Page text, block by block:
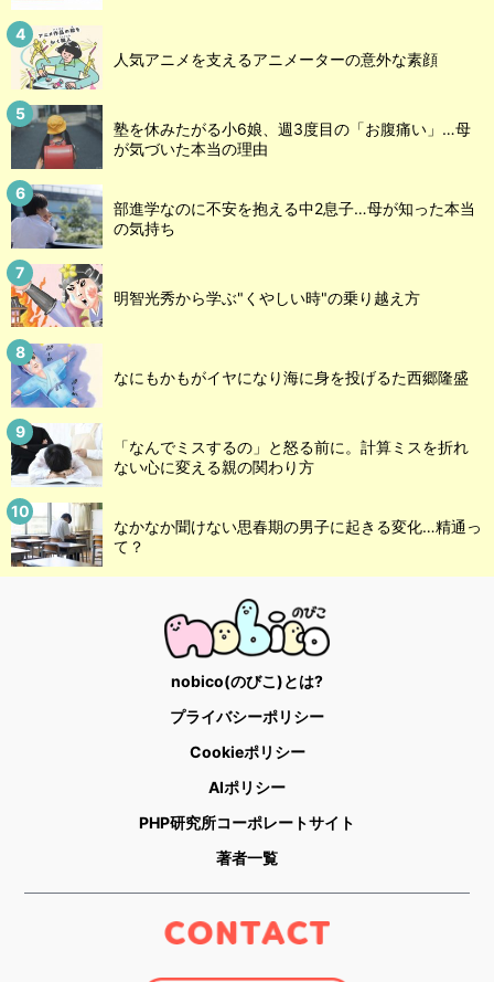
人気アニメを支えるアニメーターの意外な素顔
塾を休みたがる小6娘、週3度目の「お腹痛い」…母
が気づいた本当の理由
部進学なのに不安を抱える中2息子…母が知った本当
の気持ち
明智光秀から学ぶ"くやしい時"の乗り越え方
なにもかもがイヤになり海に身を投げるた西郷隆盛
「なんでミスするの」と怒る前に。計算ミスを折れ
ない心に変える親の関わり方
なかなか聞けない思春期の男子に起きる変化…精通っ
て？
nobico(のびこ)とは?
プライバシーポリシー
Cookieポリシー
AIポリシー
PHP研究所コーポレートサイト
著者一覧